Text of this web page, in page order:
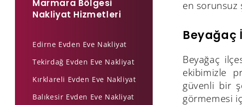
en sorunsuz
Beyağaç
Beyağaç
ekibimizle
güvenli bir
görmemesi
Marmara Bölgesi
Nakliyat Hizmetleri
Edirne Evden Eve Nakliyat
Tekirdağ Evden Eve Nakliyat
Kırklareli Evden Eve Nakliyat
Balıkesir Evden Eve Nakliyat